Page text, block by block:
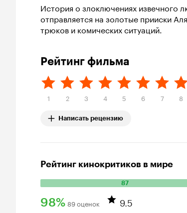
История о злоключениях извечного
отправляется на золотые прииски
трюков и комических ситуаций.
Рейтинг фильма
1 2 3 4 5 6 7 8
Написать рецензию
Рейтинг кинокритиков в мире
87
Количество
положительных
оценок:
98% 89 оценок 9.5